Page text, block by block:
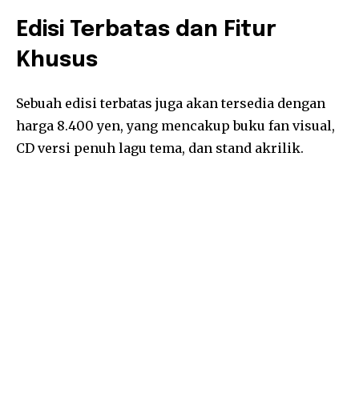
Edisi Terbatas dan Fitur
Khusus
Sebuah edisi terbatas juga akan tersedia dengan
harga 8.400 yen, yang mencakup buku fan visual,
CD versi penuh lagu tema, dan stand akrilik.